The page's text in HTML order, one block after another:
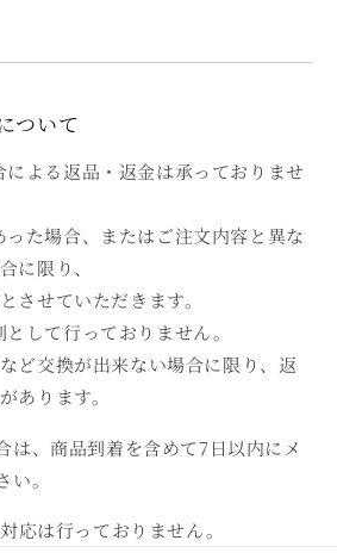
ついて
による返品・返金は承っておりませ
た場合、またはご注文内容と異な
に限り、
させていただきます。
して行っておりません。
ど交換が出来ない場合に限り、返
あります。
は、商品到着を含めて7日以内にメ
。
応は行っておりません。